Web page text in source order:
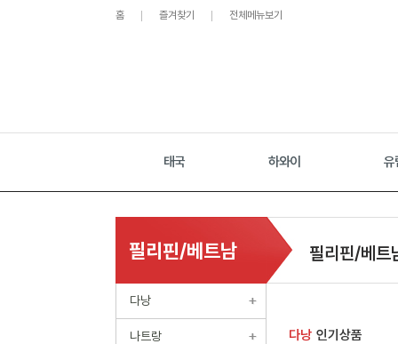
홈 즐겨찾기 전체메뉴보기
태국 하와이 유
필리핀/베트남
다낭
나트랑
필리핀/베트
다낭 인기상품